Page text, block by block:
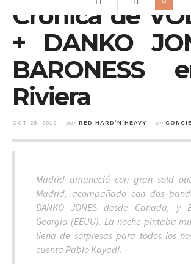
Crónica de
+ DANKO
BARONESS
Riviera
OCT 28, 2019 por RED HARD´N´HEAVY en
Madrid amaneció con gran sold out
Madrid, acompañado con dos
DANKO JONES desde Canadá, y
Georgia (EEUU). La noche pintaba
llena de sorpresas para todos los
cuenta Pablo Kayadi.